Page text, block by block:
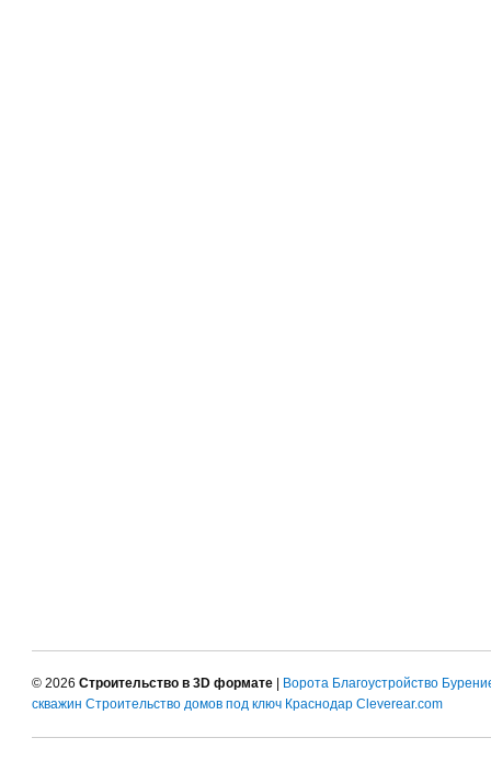
© 2026 Строительство в 3D формате | Ворота Благоустройство
скважин Строительство домов под ключ Краснодар Cleverear.com